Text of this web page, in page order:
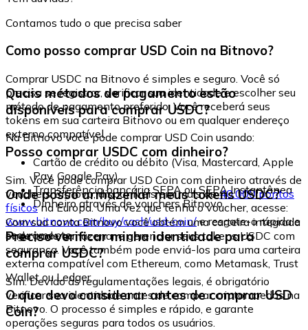
Contamos tudo o que precisa saber
Como posso comprar USD Coin na Bitnovo?
Comprar USDC na Bitnovo é simples e seguro. Você só
precisa se registrar, verificar sua identidade e escolher seu
método de pagamento preferido. Você receberá seus
tokens em sua carteira Bitnovo ou em qualquer endereço
externo compatível.
Quais métodos de pagamento estão
disponíveis para comprar USDC?
Na Bitnovo você pode comprar USD Coin usando:
Cartão de crédito ou débito (Visa, Mastercard, Apple
Pay, Google Pay)
Transferência bancária SEPA ou SEPA Instantânea
Dinheiro através de vouchers Bitnovo
Posso comprar USDC com dinheiro?
Sim. Você pode comprar USD Coin com dinheiro através de
vouchers Bitnovo, disponíveis em mais de40.000 pontos
físicosna Europa. Uma vez que tenha o voucher, acesse:
www.bitnovo.com/buy/cash/usd-coin/e resgate-o rápida e
seguramente.
Onde posso armazenar meus tokens USDC?
Com sua conta Bitnovo você obtém uma carteira integrada
onde pode armazenar e gerenciar seus tokens USDC com
segurança. Você também pode enviá-los para uma carteira
externa compatível com Ethereum, como Metamask, Trust
Wallet ou Ledger.
Preciso verificar minha identidade para
comprar USDC?
Sim. Devido às regulamentações legais, é obrigatório
verificar sua identidade antes de comprar criptomoedas na
Bitnovo. O processo é simples e rápido, e garante
operações seguras para todos os usuários.
O que devo considerar antes de comprar USD
Coin?